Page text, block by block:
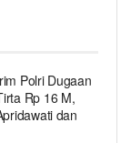
Polri Dugaan
Rp 16 M,
dan